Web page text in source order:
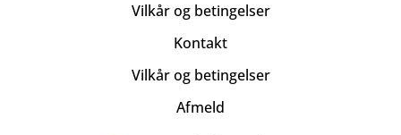
Vilkår og betingelser
Kontakt
Vilkår og betingelser
Afmeld